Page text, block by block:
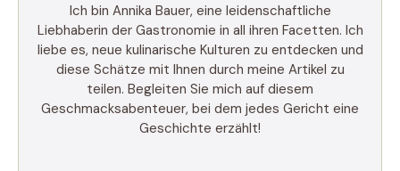
Ich bin Annika Bauer, eine leidenschaftliche
Liebhaberin der Gastronomie in all ihren Facetten. Ich
liebe es, neue kulinarische Kulturen zu entdecken und
diese Schätze mit Ihnen durch meine Artikel zu
teilen. Begleiten Sie mich auf diesem
Geschmacksabenteuer, bei dem jedes Gericht eine
Geschichte erzählt!